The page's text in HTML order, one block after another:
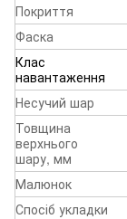
Покриття
Фаска
Клас
навантаження
Несучий шар
Товщина
верхнього
шару, мм
Малюнок
Спосіб укладки